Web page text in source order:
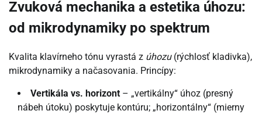
Zvuková mechanika a estetika úhozu:
od mikrodynamiky po spektrum
Kvalita klavírneho tónu vyrastá z úhozu(rýchlosť kladivka),
mikrodynamiky a načasovania. Princípy:
Vertikála vs. horizont – „vertikálny“ úhoz (presný
nábeh útoku) poskytuje kontúru; „horizontálny“ (mierny